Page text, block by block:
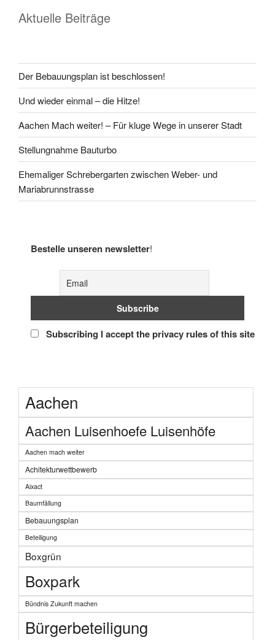
Aktuelle Beiträge
Der Bebauungsplan ist beschlossen!
Und wieder einmal – die Hitze!
Aachen Mach weiter! – Für kluge Wege in unserer Stadt
Stellungnahme Bauturbo
Ehemaliger Schrebergarten zwischen Weber- und
Mariabrunnstrasse
Bestelle unseren newsletter!
Subscribing I accept the privacy rules of this site
Aachen
Aachen Luisenhoefe Luisenhöfe
Aachen mach weiter
Achitekturwettbewerb
Aixact
Baumfällung
Bebauungsplan
Beteiligung
Boxgrün
Boxpark
Bündnis Zukunft machen
Bürgerbeteiligung